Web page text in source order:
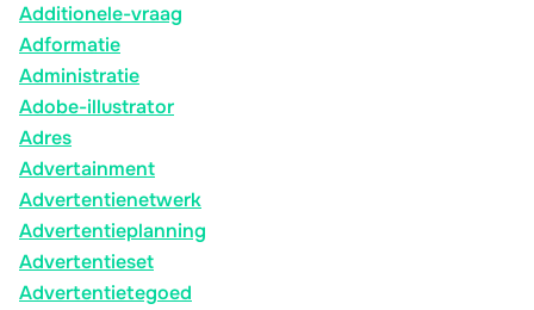
Additionele-vraag
Adformatie
Administratie
Adobe-illustrator
Adres
Advertainment
Advertentienetwerk
Advertentieplanning
Advertentieset
Advertentietegoed